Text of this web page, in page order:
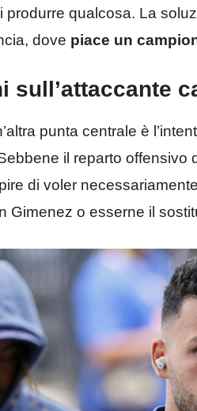
produrre qualcosa. La
dove piace un
sull’attaccante
punta centrale è
il reparto offensivo
di voler
Gimenez o esserne il